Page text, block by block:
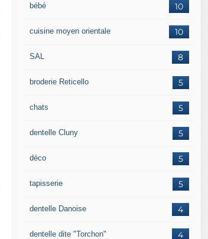
10
bébé
10
cuisine moyen orientale
8
SAL
5
broderie Reticello
5
chats
5
dentelle Cluny
5
déco
5
tapisserie
4
dentelle Danoise
4
dentelle dite "Torchon"